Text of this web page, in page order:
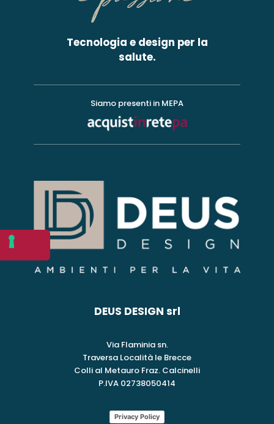
Tecnologia e design per la
salute.
Siamo presenti in MEPA
DEUS DESIGN srl
Via Flaminia sn.
Traversa Località le Brecce
Colli al Metauro Fraz. Calcinelli
P.IVA 02738050414
Privacy Policy